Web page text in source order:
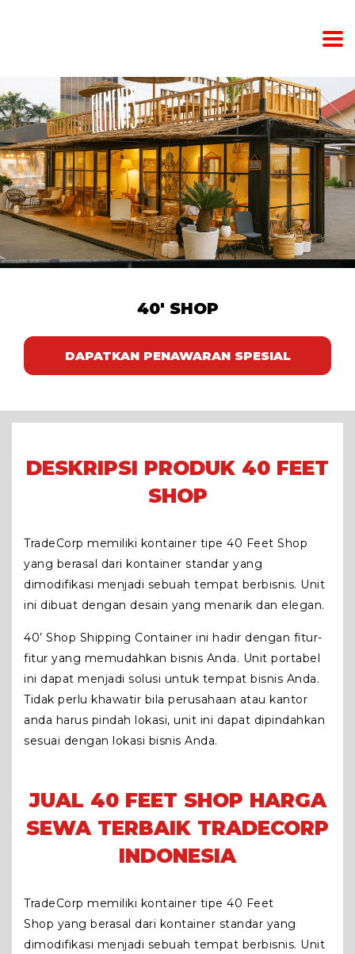
40' SHOP
DAPATKAN PENAWARAN SPESIAL
DESKRIPSI PRODUK 40 FEET
SHOP
TradeCorp memiliki kontainer tipe 40 Feet Shop
yang berasal dari kontainer standar yang
dimodifikasi menjadi sebuah tempat berbisnis. Unit
ini dibuat dengan desain yang menarik dan elegan.
40’ Shop Shipping Container ini hadir dengan fitur-
fitur yang memudahkan bisnis Anda. Unit portabel
ini dapat menjadi solusi untuk tempat bisnis Anda.
Tidak perlu khawatir bila perusahaan atau kantor
anda harus pindah lokasi, unit ini dapat dipindahkan
sesuai dengan lokasi bisnis Anda.
JUAL 40 FEET SHOP HARGA
SEWA TERBAIK TRADECORP
INDONESIA
TradeCorp memiliki kontainer tipe 40 Feet
Shop yang berasal dari kontainer standar yang
dimodifikasi menjadi sebuah tempat berbisnis. Unit